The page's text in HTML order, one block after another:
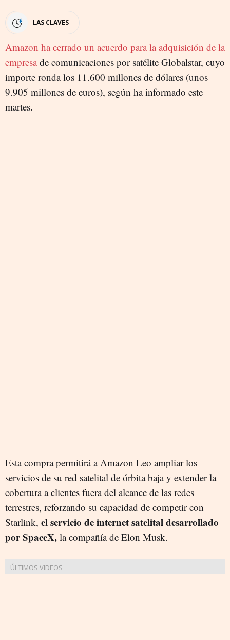
LAS CLAVES
Amazon ha cerrado un acuerdo para la adquisición de la
empresade comunicaciones por satélite Globalstar, cuyo
importe ronda los 11.600 millones de dólares (unos
9.905 millones de euros), según ha informado este
martes.
Esta compra permitirá a Amazon Leo ampliar los
servicios de su red satelital de órbita baja y extender la
cobertura a clientes fuera del alcance de las redes
terrestres, reforzando su capacidad de competir con
Starlink, el servicio de internet satelital desarrollado
por SpaceX, la compañía de Elon Musk.